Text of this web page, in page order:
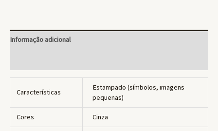
Informação adicional
Características
Estampado (símbolos, imagens
pequenas)
Cores Cinza